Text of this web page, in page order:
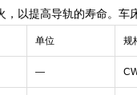
以提高导轨的寿命。车
单位 规
—